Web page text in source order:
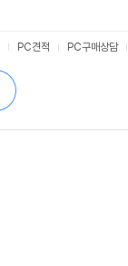
PC견적 PC구매상담